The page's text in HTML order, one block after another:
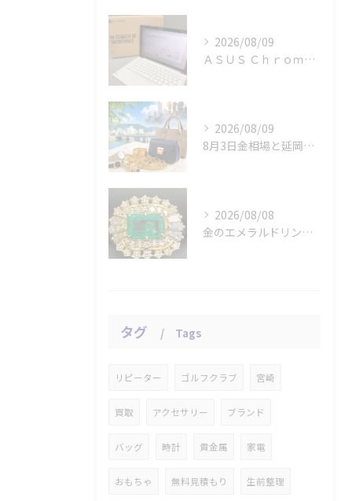
2026/08/09
ＡＳＵＳ Ｃｈｒｏｍｅｂｏｏｋのタブレット パソコンをお買取...
2026/08/09
8月3日金相場と延岡市の貴金属・ブランド品査定
2026/08/08
金のエメラルドリングをお買取りさせていただきました。
タグ Tags
リピーター ゴルフクラブ 宮崎
買取 アクセサリー ブランド
バッグ 時計 貴金属 家電
おもちゃ 無料見積もり 生前整理